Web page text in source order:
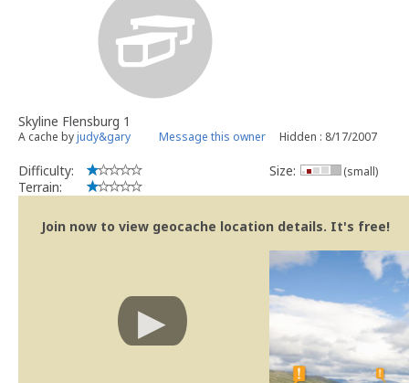
Skyline Flensburg 1
A cache byjudy&gary Message this owner Hidden : 8/17/2007
Difficulty:
Terrain:
Size: (small)
Join now to view geocache location details. It's free!